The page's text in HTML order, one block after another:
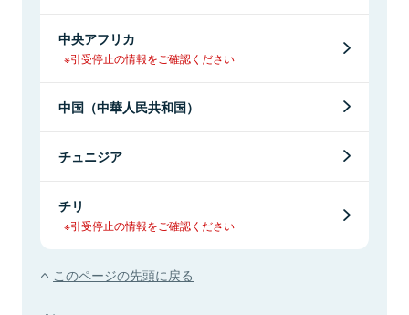
中央アフリカ
※引受停止の情報をご確認ください
中国（中華人民共和国）
チュニジア
チリ
※引受停止の情報をご確認ください
このページの先頭に戻る